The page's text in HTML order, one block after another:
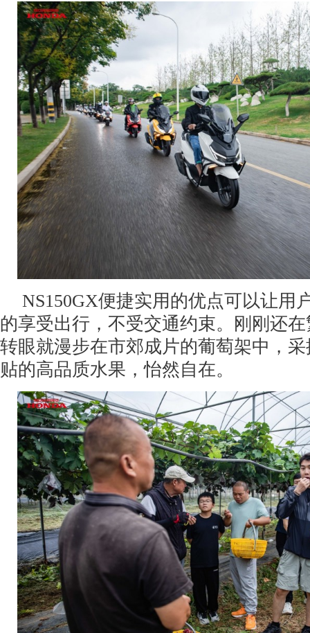
NS150GX便捷实用的优点可以让用
的享受出行，不受交通约束。刚刚还
转眼就漫步在市郊成片的葡萄架中，
贴的高品质水果，怡然自在。